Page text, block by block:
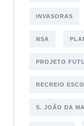
INVASORAS
NSA
PROJETO
RECREIO
S. JOÃO DA